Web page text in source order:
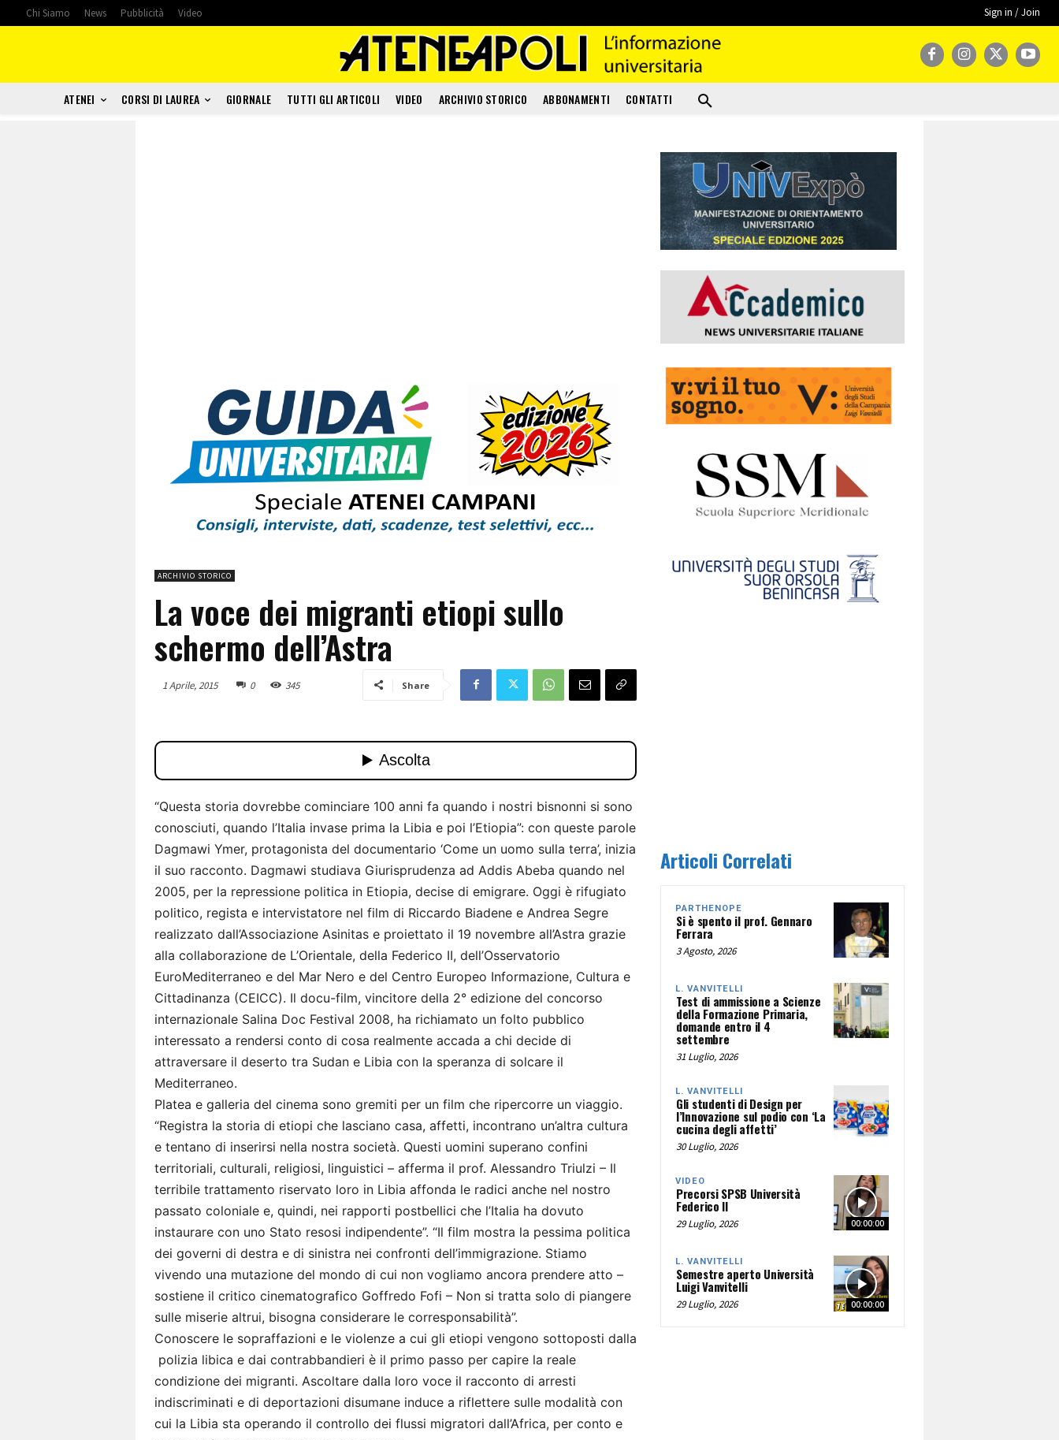
Chi Siamo News Pubblicità Video Sign in / Join
ATENEI CORSI DI LAUREA GIORNALE TUTTI GLI ARTICOLI VIDEO ARCHIVIO STORICO ABBONAMENTI CONTATTI
ARCHIVIO STORICO
La voce dei migranti etiopi sullo
schermo dell’Astra
1 Aprile, 2015 0 345 Share
“Questa storia dovrebbe cominciare 100 anni fa quando i nostri bisnonni si sono
conosciuti, quando l’Italia invase prima la Libia e poi l’Etiopia”: con queste parole
Dagmawi Ymer, protagonista del documentario ‘Come un uomo sulla terra’, inizia
il suo racconto. Dagmawi studiava Giurisprudenza ad Addis Abeba quando nel
2005, per la repressione politica in Etiopia, decise di emigrare. Oggi è rifugiato
politico, regista e intervistatore nel film di Riccardo Biadene e Andrea Segre
realizzato dall’Associazione Asinitas e proiettato il 19 novembre all’Astra grazie
alla collaborazione de L’Orientale, della Federico II, dell’Osservatorio
EuroMediterraneo e del Mar Nero e del Centro Europeo Informazione, Cultura e
Cittadinanza (CEICC). Il docu-film, vincitore della 2° edizione del concorso
internazionale Salina Doc Festival 2008, ha richiamato un folto pubblico
interessato a rendersi conto di cosa realmente accada a chi decide di
attraversare il deserto tra Sudan e Libia con la speranza di solcare il
Mediterraneo.
Platea e galleria del cinema sono gremiti per un film che ripercorre un viaggio.
“Registra la storia di etiopi che lasciano casa, affetti, incontrano un’altra cultura
e tentano di inserirsi nella nostra società. Questi uomini superano confini
territoriali, culturali, religiosi, linguistici – afferma il prof. Alessandro Triulzi – Il
terribile trattamento riservato loro in Libia affonda le radici anche nel nostro
passato coloniale e, quindi, nei rapporti postbellici che l’Italia ha dovuto
instaurare con uno Stato resosi indipendente”. “Il film mostra la pessima politica
dei governi di destra e di sinistra nei confronti dell’immigrazione. Stiamo
vivendo una mutazione del mondo di cui non vogliamo ancora prendere atto –
sostiene il critico cinematografico Goffredo Fofi – Non si tratta solo di piangere
sulle miserie altrui, bisogna considerare le corresponsabilità”.
Conoscere le sopraffazioni e le violenze a cui gli etiopi vengono sottoposti dalla
polizia libica e dai contrabbandieri è il primo passo per capire la reale
condizione dei migranti. Ascoltare dalla loro voce il racconto di arresti
indiscriminati e di deportazioni disumane induce a riflettere sulle modalità con
cui la Libia sta operando il controllo dei flussi migratori dall’Africa, per conto e
Articoli Correlati
PARTHENOPE
Si è spento il prof. Gennaro
Ferrara
3 Agosto, 2026
L. VANVITELLI
Test di ammissione a Scienze
della Formazione Primaria,
domande entro il 4
settembre
31 Luglio, 2026
L. VANVITELLI
Gli studenti di Design per
l’Innovazione sul podio con ‘La
cucina degli affetti’
30 Luglio, 2026
00:00:00
VIDEO
Precorsi SPSB Università
Federico II
29 Luglio, 2026
00:00:00
L. VANVITELLI
Semestre aperto Università
Luigi Vanvitelli
29 Luglio, 2026